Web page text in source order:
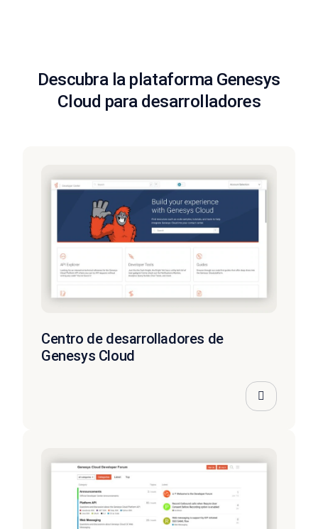
Descubra la plataforma Genesys
Cloud para desarrolladores
Centro de desarrolladores de
Genesys Cloud